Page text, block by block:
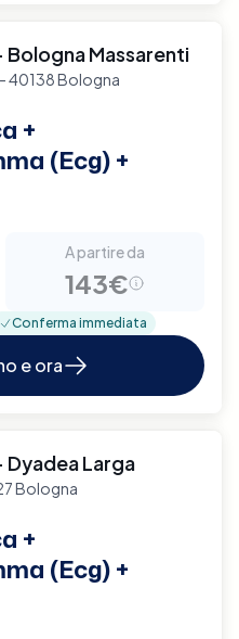
Massarenti
40138 Bologna
+
(Ecg) +
A partire da
143€
Conferma immediata
e ora
Larga
Bologna
+
(Ecg) +